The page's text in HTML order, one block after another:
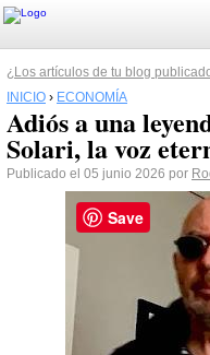
¿Los artículos de tu blog
INICIO › ECONOMÍA
Adiós a una
Solari, la voz
Publicado el 05 junio 2026 por
Save